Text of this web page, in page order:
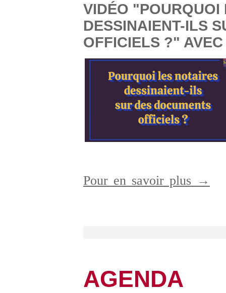
VIDÉO "POURQUOI
DESSINAIENT-ILS
OFFICIELS ?"
Pour en savoir plus →
AGENDA